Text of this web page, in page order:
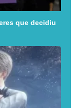
que decidiu